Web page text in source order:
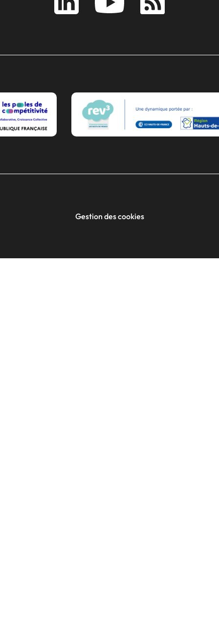
Gestion des cookies